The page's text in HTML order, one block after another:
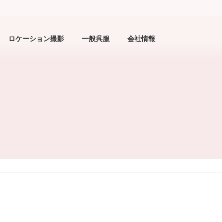
ロケーション撮影 一般呉服 会社情報